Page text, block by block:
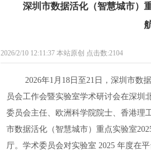
深圳市数据活化（智慧城市）
2026/2/10 12:11:37 本站原创 点击数:2104
2026年1月18日至21日，深圳市数据
员会工作会暨实验室学术研讨会在深圳
委员会主任、欧洲科学院院士、香港理
市数据活化（智慧城市）重点实验室
厅。学术委员会对实验室 2025 年度在